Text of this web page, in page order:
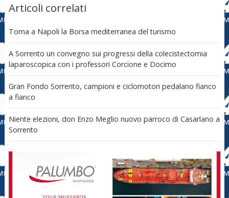
Articoli correlati
Torna a Napoli la Borsa mediterranea del turismo
A Sorrento un convegno sui progressi della colecistectomia
laparoscopica con i professori Corcione e Docimo
Gran Fondo Sorrento, campioni e ciclomotori pedalano fianco
a fianco
Niente elezioni, don Enzo Meglio nuovo parroco di Casarlano a
Sorrento